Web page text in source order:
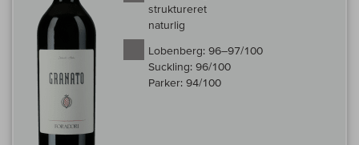
struktureret
naturlig
Lobenberg: 96–97/100
Suckling: 96/100
Parker: 94/100